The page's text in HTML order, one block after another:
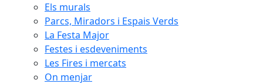
Els murals
Parcs, Miradors i Espais Verds
La Festa Major
Festes i esdeveniments
Les Fires i mercats
On menjar